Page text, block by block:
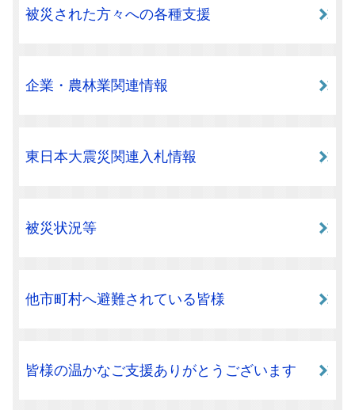
被災された方々への各種支援
企業・農林業関連情報
東日本大震災関連入札情報
被災状況等
他市町村へ避難されている皆様
皆様の温かなご支援ありがとうございます